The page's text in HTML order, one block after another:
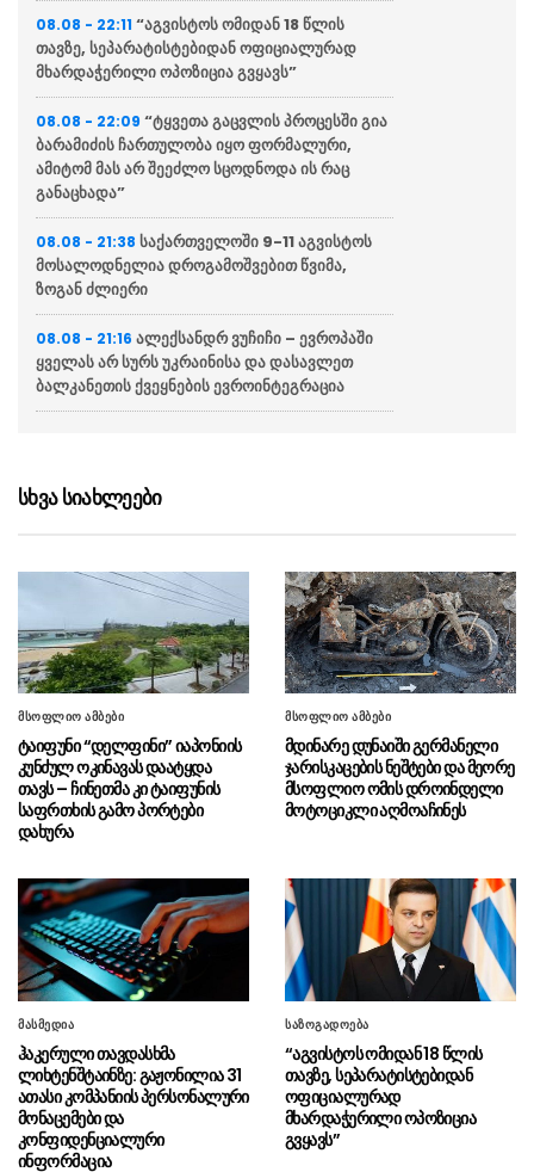
08.08 - 22:11 “აგვისტოს ომიდან 18 წლის
თავზე, სეპარატისტებიდან ოფიციალურად
მხარდაჭერილი ოპოზიცია გვყავს”
08.08 - 22:09 “ტყვეთა გაცვლის პროცესში გია
ბარამიძის ჩართულობა იყო ფორმალური,
ამიტომ მას არ შეეძლო სცოდნოდა ის რაც
განაცხადა”
08.08 - 21:38 საქართველოში 9-11 აგვისტოს
მოსალოდნელია დროგამოშვებით წვიმა,
ზოგან ძლიერი
08.08 - 21:16 ალექსანდრ ვუჩიჩი – ევროპაში
ყველას არ სურს უკრაინისა და დასავლეთ
ბალკანეთის ქვეყნების ევროინტეგრაცია
მიაწვდის „პეტრიოტის“ სისტემისთვის
რაკეტებს, თუმცა მათი რაოდენობა
08.08 - 20:12ბულგარეთში აცხადებენ რომ
ქვეყანაში რუმინეთის საჰაერო სივრციდან
დრონი შეფრინდა და აფეთქდა, უპილოტო
საფრენი აპარატის წარმომავლობა
გაურკვეველია
08.08 - 20:07
სასაზღვრო პოლიციის უფროსის
მოადგილემ სანაპირო დაცვის ფოთის ბაზაზე
2008 წლის აგვისტოს ომში დაღუპული
მეზღვაურების ხსოვნას პატივი მიაგო
08.08 - 20:03
პოლიციელების ხსოვნას პატივი მიაგო
08.08 - 18:59აშშ-ის სენატმა ტოდ ბლანში
გენერალური პროკურორის თანამდებობაზე
დაამტკიცა
08.08 - 18:38
“მე და გია ბარამიძე ერთად
ვართ ნამყოფი სოხუმში და გუდაუთაში, სადაც
კინაღამ ტყვედ აგვიყვანეს”
08.08 - 18:15“ამ ამორალური ადამიანების
დღის წესრიგით წლებია ოპოზიციის პოლიტიკა
სხვა სიახლეები
მსოფლიო ამბები
ტაიფუნი “დელფინი” იაპონიის
კუნძულ ოკინავას დაატყდა
თავს – ჩინეთმა კი ტაიფუნის
საფრთხის გამო პორტები
დახურა
მსოფლიო ამბები
მდინარე დუნაიში გერმანელი
ჯარისკაცების ნეშტები და მეორე
მსოფლიო ომის დროინდელი
მოტოციკლი აღმოაჩინეს
მასმედია
ჰაკერული თავდასხმა
ლიხტენშტაინზე: გაჟონილია 31
ათასი კომპანიის პერსონალური
მონაცემები და
კონფიდენციალური
ინფორმაცია
საზოგადოება
“აგვისტოს ომიდან 18 წლის
თავზე, სეპარატისტებიდან
ოფიციალურად
მხარდაჭერილი ოპოზიცია
გვყავს”